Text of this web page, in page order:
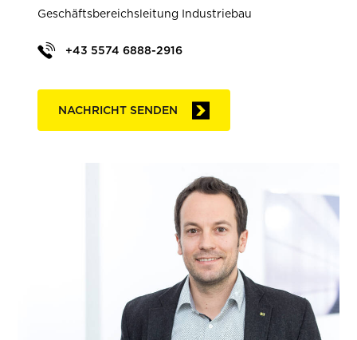
Geschäftsbereichsleitung Industriebau
+43 5574 6888-2916
NACHRICHT SENDEN